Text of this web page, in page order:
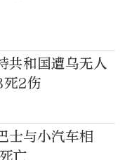
共和国遭乌无人
死2伤
士与小汽车相
亡